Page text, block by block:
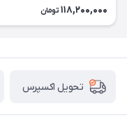
CNH22ZP004
118,200,000 تومان
تحویل اکسپرس